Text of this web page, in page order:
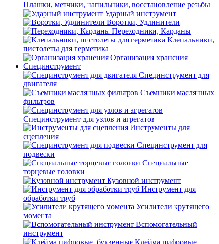
Плашки, метчики, напильники, восстановление резьбы
Ударный инструмент
Воротки, Удлинители
Переходники, Карданы
Клепальники,
пистолеты для герметика
Организация хранения
Специнструмент
Специнструмент для
двигателя
Съемники маслянных
фильтров
Специнструмент для узлов и агрегатов
Инструменты для
сцепления
Специнструмент для
подвески
Специальные
торцевые головки
Кузовной инструмент
Инструмент для
обработки труб
Усилители крутящего
момента
Вспомогательный
инструмент
Клейма цифровые,